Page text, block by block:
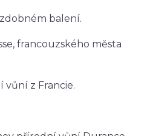
balení.
francouzského města
z Francie.